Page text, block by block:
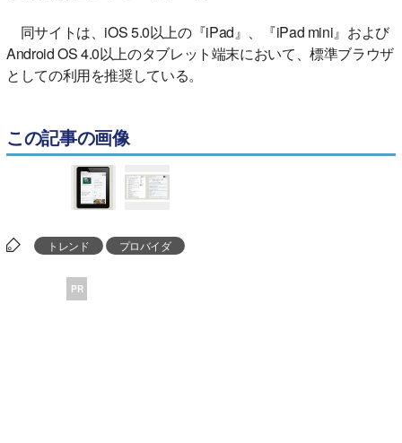
同サイトは、iOS 5.0以上の『iPad』、『iPad mini』および
Android OS 4.0以上のタブレット端末において、標準ブラウザ
としての利用を推奨している。
この記事の画像
トレンド プロバイダ
PR